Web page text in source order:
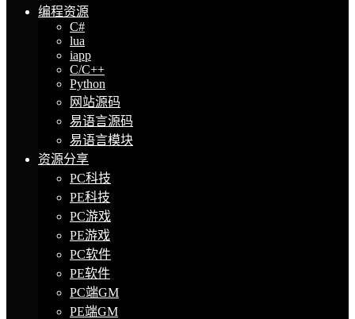
编程资源
C#
lua
iapp
C/C++
Python
网站源码
易语言源码
易语言模块
资源分享
PC科技
PE科技
PC游戏
PE游戏
PC软件
PE软件
PC端GM
PE端GM